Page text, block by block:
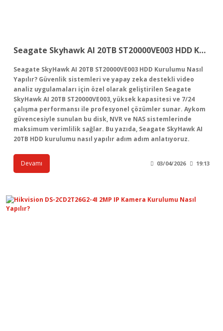
Seagate Skyhawk AI 20TB ST20000VE003 HDD Kurulumu
Seagate SkyHawk AI 20TB ST20000VE003 HDD Kurulumu Nasıl
Yapılır? Güvenlik sistemleri ve yapay zeka destekli video
analiz uygulamaları için özel olarak geliştirilen Seagate
SkyHawk AI 20TB ST20000VE003, yüksek kapasitesi ve 7/24
çalışma performansı ile profesyonel çözümler sunar. Aykom
güvencesiyle sunulan bu disk, NVR ve NAS sistemlerinde
maksimum verimlilik sağlar. Bu yazıda, Seagate SkyHawk AI
20TB HDD kurulumu nasıl yapılır adım adım anlatıyoruz.
Devamı 03/04/2026 19:13